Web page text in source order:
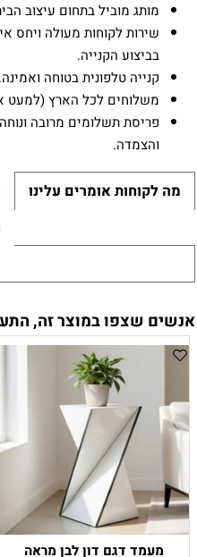
מותג מוביל בתחום עיצוב
שירות לקוחות מעולה ויחס
בביצוע הקנייה.
קנייה טלפונית בטוחה ואמינה.
משלוחים לכל הארץ (למעט
פריסת תשלומים מרובה
והצמדה.
מה לקוחות אומרים עלינו
אנשים שצפו במוצר זה,
מעמד דגם דון לבן מראה